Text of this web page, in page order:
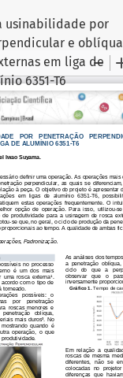
do Artigo
usinabilidade por
e oblíqua
em liga de
6351-T6